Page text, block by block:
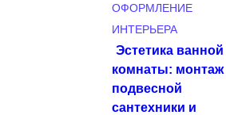
ОФОРМЛЕНИЕ
ИНТЕРЬЕРА
Эстетика ванной
комнаты: монтаж
подвесной
сантехники и